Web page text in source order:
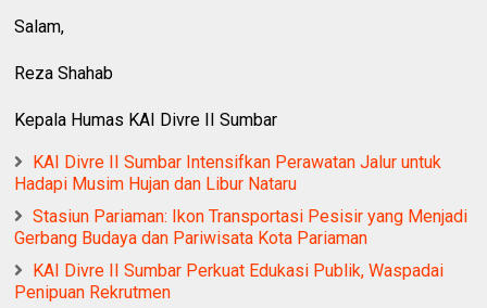
Salam,
Reza Shahab
Kepala Humas KAI Divre II Sumbar
KAI Divre II Sumbar Intensifkan Perawatan Jalur untuk
Hadapi Musim Hujan dan Libur Nataru
Stasiun Pariaman: Ikon Transportasi Pesisir yang Menjadi
Gerbang Budaya dan Pariwisata Kota Pariaman
KAI Divre II Sumbar Perkuat Edukasi Publik, Waspadai
Penipuan Rekrutmen